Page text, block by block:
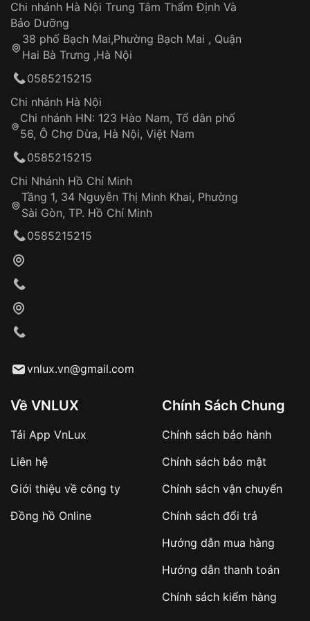
Áp dụng cho tất cả tỉnh thành trên toàn quốc
Thời gian tính từ khi xác nhận đơn hàng thành
công
Hotline: 0585 215 215
Từ khóa SEO:
Khách hàng kiểm tra và thanh toán trực tiếp
Từ khóa SEO:
sản phẩm đặc biệt
hàng
Số tiền còn lại thanh toán khi nhận hàng hoặc
✔️ Đảm bảo xử lý đơn hàng nhanh chóng
✔️ Hạn chế tình trạng hủy đơn không mong
Dây đeo
Sản phẩm đã bị:
Tự ý sửa chữa
thống VNLUX
Đảm bảo quyền lợi khách hàng
Đồng hành cùng khách hàng trong suốt quá
trình sử dụng
Chi nhánh Hà Nội Trung Tâm Thẩm Định Và
Bảo Dưỡng
38 phố Bạch Mai,Phường Bạch Mai , Quận
Hai Bà Trưng ,Hà Nội
0585215215
Chi nhánh Hà Nội
Chi nhánh HN: 123 Hào Nam, Tổ dân phố
56, Ô Chợ Dừa, Hà Nội, Việt Nam
0585215215
Chi Nhánh Hồ Chí Minh
Tầng 1, 34 Nguyễn Thị Minh Khai, Phường
Sài Gòn, TP. Hồ Chí Minh
0585215215
vnlux.vn@gmail.com
Về VNLUX
Tải App VnLux
Liên hệ
Giới thiệu về công ty
Đồng hồ Online
Chính Sách Chung
Chính sách bảo hành
Chính sách bảo mật
Chính sách vận chuyển
Chính sách đổi trả
Hướng dẫn mua hàng
Hướng dẫn thanh toán
Chính sách kiểm hàng